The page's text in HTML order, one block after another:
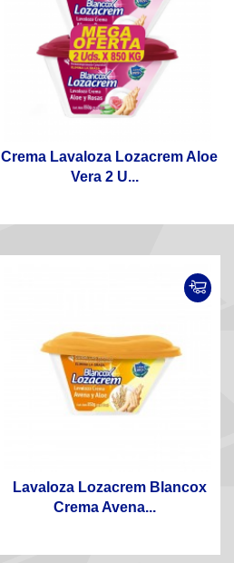
Crema Lavaloza Lozacrem Aloe
Vera 2 U...
Lavaloza Lozacrem Blancox
Crema Avena...